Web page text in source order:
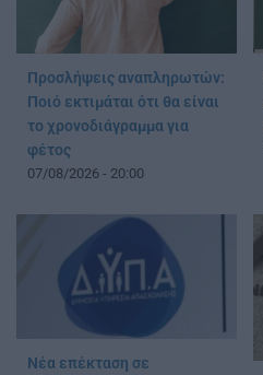
Προσλήψεις αναπληρωτών:
Ποιό εκτιμάται ότι θα είναι
το χρονοδιάγραμμα για
φέτος
07/08/2026 - 20:00
Νέα επέκταση σε